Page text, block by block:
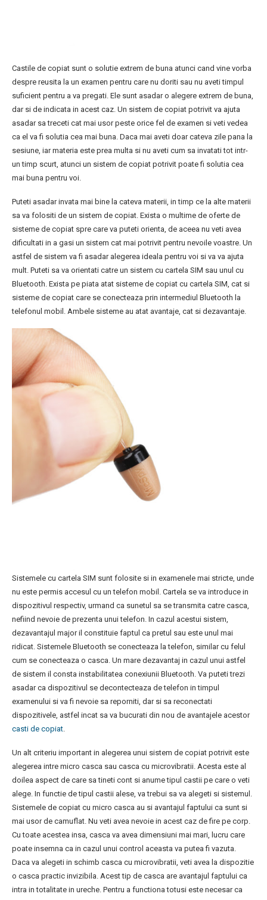
Castile de copiat sunt o solutie extrem de buna atunci cand vine vorba
despre reusita la un examen pentru care nu doriti sau nu aveti timpul
suficient pentru a va pregati. Ele sunt asadar o alegere extrem de buna,
dar si de indicata in acest caz. Un sistem de copiat potrivit va ajuta
asadar sa treceti cat mai usor peste orice fel de examen si veti vedea
ca el va fi solutia cea mai buna. Daca mai aveti doar cateva zile pana la
sesiune, iar materia este prea multa si nu aveti cum sa invatati tot intr-
un timp scurt, atunci un sistem de copiat potrivit poate fi solutia cea
mai buna pentru voi.
Puteti asadar invata mai bine la cateva materii, in timp ce la alte materii
sa va folositi de un sistem de copiat. Exista o multime de oferte de
sisteme de copiat spre care va puteti orienta, de aceea nu veti avea
dificultati in a gasi un sistem cat mai potrivit pentru nevoile voastre. Un
astfel de sistem va fi asadar alegerea ideala pentru voi si va va ajuta
mult. Puteti sa va orientati catre un sistem cu cartela SIM sau unul cu
Bluetooth. Exista pe piata atat sisteme de copiat cu cartela SIM, cat si
sisteme de copiat care se conecteaza prin intermediul Bluetooth la
telefonul mobil. Ambele sisteme au atat avantaje, cat si dezavantaje.
Sistemele cu cartela SIM sunt folosite si in examenele mai stricte, unde
nu este permis accesul cu un telefon mobil. Cartela se va introduce in
dispozitivul respectiv, urmand ca sunetul sa se transmita catre casca,
nefiind nevoie de prezenta unui telefon. In cazul acestui sistem,
dezavantajul major il constituie faptul ca pretul sau este unul mai
ridicat. Sistemele Bluetooth se conecteaza la telefon, similar cu felul
cum se conecteaza o casca. Un mare dezavantaj in cazul unui astfel
de sistem il consta instabilitatea conexiunii Bluetooth. Va puteti trezi
asadar ca dispozitivul se decontecteaza de telefon in timpul
examenului si va fi nevoie sa reporniti, dar si sa reconectati
dispozitivele, astfel incat sa va bucurati din nou de avantajele acestor
casti de copiat.
Un alt criteriu important in alegerea unui sistem de copiat potrivit este
alegerea intre micro casca sau casca cu microvibratii. Acesta este al
doilea aspect de care sa tineti cont si anume tipul castii pe care o veti
alege. In functie de tipul castii alese, va trebui sa va alegeti si sistemul.
Sistemele de copiat cu micro casca au si avantajul faptului ca sunt si
mai usor de camuflat. Nu veti avea nevoie in acest caz de fire pe corp.
Cu toate acestea insa, casca va avea dimensiuni mai mari, lucru care
poate insemna ca in cazul unui control aceasta va putea fi vazuta.
Daca va alegeti in schimb casca cu microvibratii, veti avea la dispozitie
o casca practic invizibila. Acest tip de casca are avantajul faptului ca
intra in totalitate in ureche. Pentru a functiona totusi este necesar ca